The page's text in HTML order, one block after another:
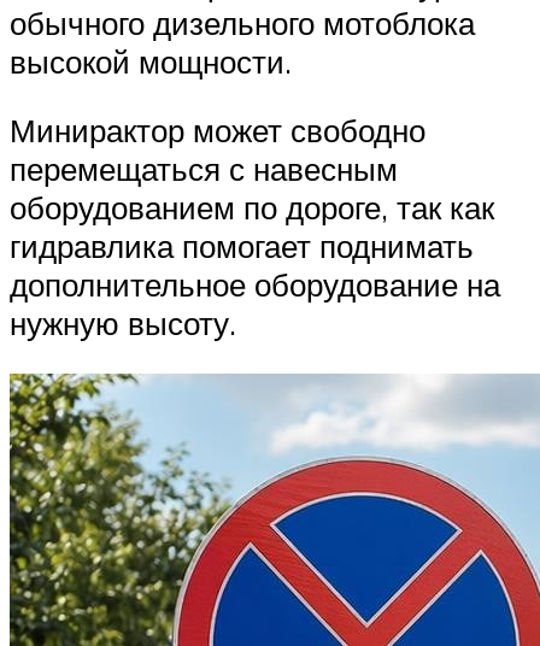
обычного дизельного мотоблока
высокой мощности.
Минирактор может свободно
перемещаться с навесным
оборудованием по дороге, так как
гидравлика помогает поднимать
дополнительное оборудование на
нужную высоту.